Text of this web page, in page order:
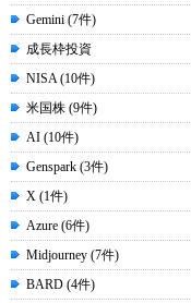
Gemini (7件)
成長枠投資
NISA (10件)
米国株 (9件)
AI (10件)
Genspark (3件)
X (1件)
Azure (6件)
Midjourney (7件)
BARD (4件)